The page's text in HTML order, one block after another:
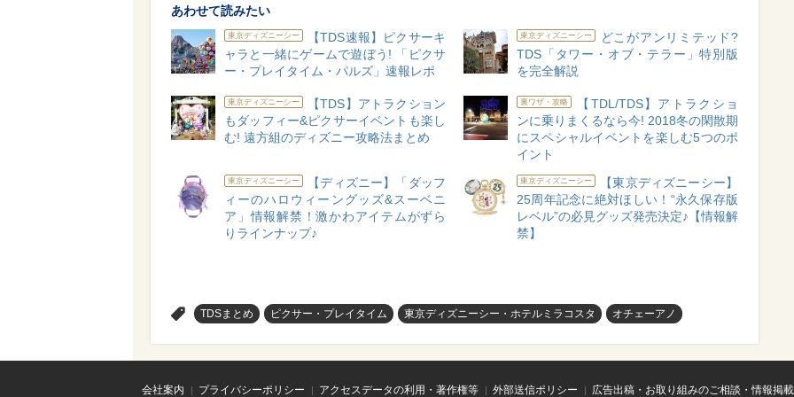
あわせて読みたい
東京ディズニーシー
【TDS速報】ピクサーキ
ャラと一緒にゲームで遊ぼう! 「ピクサ
ー・プレイタイム・パルズ」速報レポ
東京ディズニーシー
どこがアンリミテッド?
TDS「タワー・オブ・テラー」特別版
を完全解説
東京ディズニーシー
【TDS】アトラクション
もダッフィー&ピクサーイベントも楽し
む! 遠方組のディズニー攻略法まとめ
裏ワザ・攻略
【TDL/TDS】アトラクショ
ンに乗りまくるなら今! 2018冬の閑散期
にスペシャルイベントを楽しむ5つのポ
イント
東京ディズニーシー
【ディズニー】「ダッフ
ィーのハロウィーングッズ&スーベニ
ア」情報解禁！激かわアイテムがずら
りラインナップ♪
東京ディズニーシー
【東京ディズニーシー】
25周年記念に絶対ほしい！“永久保存版
レベル”の必見グッズ発売決定♪【情報解
禁】
TDSまとめ ピクサー・プレイタイム 東京ディズニーシー・ホテルミラコスタ オチェーアノ
会社案内 プライバシーポリシー アクセスデータの利用・著作権等 外部送信ポリシー 広告出稿・お取り組みのご相談・情報掲